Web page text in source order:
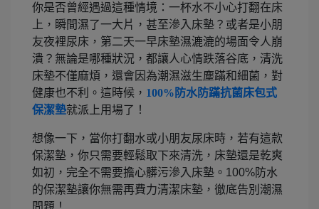
你是否曾經遇過這種情境：一杯水不小心打翻在床
上，瞬間濕了一大片，甚至滲入床墊？或者是小朋
友夜裡尿床，第二天一早床墊濕漉漉的場面令人崩
潰？無論是哪種狀況，都讓人心情跌落谷底，清洗
床墊不僅麻煩，還會因為潮濕滋生塵蹣和細菌，對
健康也不利。這時候， 100%防水防蹣抗菌床包式
保潔墊就派上用場了！
想像一下，當你打翻水或小朋友尿床時，若有這款
保潔墊，你只需要輕鬆取下來清洗，床墊還是乾爽
如初，完全不需要擔心髒污滲入床墊。100%防水
的保潔墊讓你無需再費力清潔床墊，徹底告別潮濕
問題！